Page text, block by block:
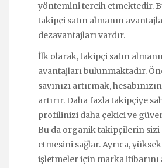
yöntemini tercih etmektedir.
takipçi satın almanın
dezavantajları vardır.
İlk olarak, takipçi satın
avantajları bulunmaktadır.
sayınızı artırmak,
artırır. Daha fazla takipçiye
profilinizi daha çekici ve
Bu da organik takipçilerin sizi
etmesini sağlar. Ayrıca, yüksek
işletmeler için marka itibarını